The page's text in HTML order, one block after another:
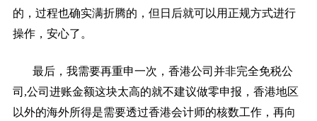
的，过程也确实满折腾的，但日后就可以用正规方式进行
操作，安心了。
最后，我需要再重申一次，香港公司并非完全免税公
司,公司进账金额这块太高的就不建议做零申报，香港地区
以外的海外所得是需要透过香港会计师的核数工作，再向